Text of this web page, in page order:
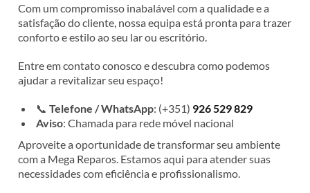
Com um compromisso inabalável com a qualidade e a
satisfação do cliente, nossa equipa está pronta para trazer
conforto e estilo ao seu lar ou escritório.
Entre em contato conosco e descubra como podemos
ajudar a revitalizar seu espaço!
📞Telefone / WhatsApp: (+351) 926 529 829
Aviso: Chamada para rede móvel nacional
Aproveite a oportunidade de transformar seu ambiente
com a Mega Reparos. Estamos aqui para atender suas
necessidades com eficiência e profissionalismo.